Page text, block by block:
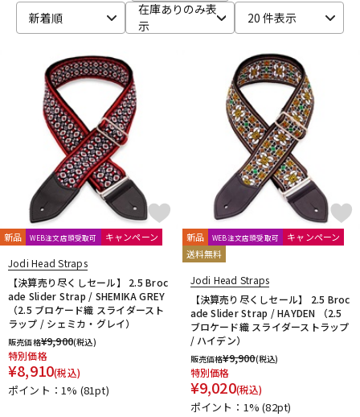
ベース ウクレレ
ドラム パーカッション
キーボード 電子ピアノ
管楽器 その他楽器
アンプ
DJ機器 DTM
DTM オンライン納品
新着順
在庫ありのみ表
示
20 件表示
新品 WEB注文店頭受取可 キャンペーン
Jodi Head Straps
【決算売り尽くしセール】 2.5 Broc
ade Slider Strap / SHEMIKA GREY
（2.5 ブロケード織 スライダースト
ラップ / シェミカ・グレイ）
販売価格¥9,900(税込)
特別価格
¥8,910(税込)
ポイント：1% (81pt)
新品 WEB注文店頭受取可
キャンペーン
送料無料
Jodi Head Straps
【決算売り尽くしセール】 2.5 Broc
ade Slider Strap / HAYDEN （2.5
ブロケード織 スライダーストラップ
/ ハイデン）
販売価格¥9,900(税込)
特別価格
¥9,020(税込)
ポイント：1%(82pt)